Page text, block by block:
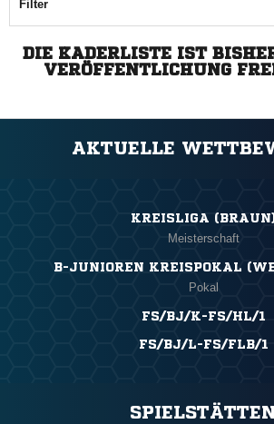
Filter
DIE KADERLISTE IST
VERÖFFENTLICHUNG
AKTUELLE
KREISLIGA
Meisterschaft
B-JUNIOREN KREISPOKAL
Pokal
FS/BJ/K-FS/HL/1
FS/BJ/L-FS/FLB/1